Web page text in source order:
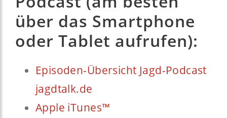
über das Smartphone
oder Tablet aufrufen):
Episoden-Übersicht Jagd-Podcast
jagdtalk.de
Apple iTunes™